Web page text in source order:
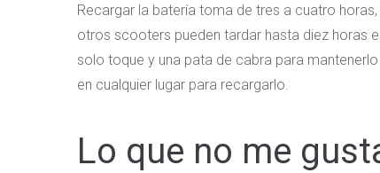
Recargar la batería toma de tres a cuatro
otros scooters pueden tardar hasta diez horas
solo toque y una pata de cabra para
en cualquier lugar para recargarlo.
Lo que no me